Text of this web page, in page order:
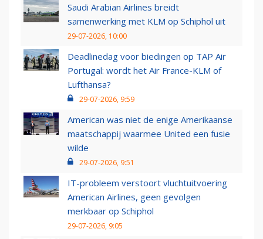
Saudi Arabian Airlines breidt
samenwerking met KLM op Schiphol uit
29-07-2026, 10:00
Deadlinedag voor biedingen op TAP Air
Portugal: wordt het Air France-KLM of
Lufthansa?
29-07-2026, 9:59
American was niet de enige Amerikaanse
maatschappij waarmee United een fusie
wilde
29-07-2026, 9:51
IT-probleem verstoort vluchtuitvoering
American Airlines, geen gevolgen
merkbaar op Schiphol
29-07-2026, 9:05